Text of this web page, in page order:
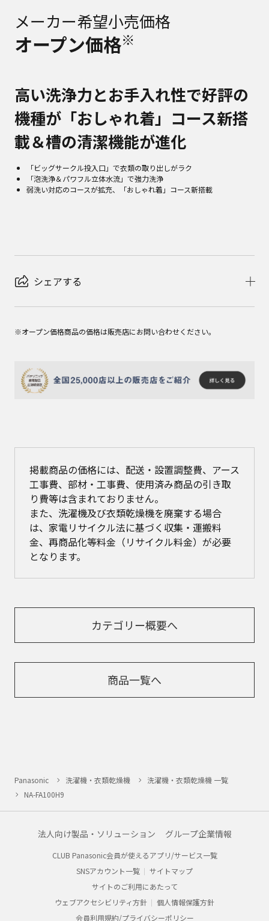
メーカー希望小売価格
オープン価格※
高い洗浄力とお手入れ性で好評の
機種が「おしゃれ着」コース新搭
載＆槽の清潔機能が進化
「ビッグサークル投入口」で衣類の取り出しがラク
「泡洗浄＆パワフル立体水流」で強力洗浄
弱洗い対応のコースが拡充、「おしゃれ着」コース新搭載
シェアする
※オープン価格商品の価格は販売店にお問い合わせください。
掲載商品の価格には、配送・設置調整費、アース
工事費、部材・工事費、使用済み商品の引き取
り費等は含まれておりません。
また、洗濯機及び衣類乾燥機を廃棄する場合
は、家電リサイクル法に基づく収集・運搬料
金、再商品化等料金（リサイクル料金）が必要
となります。
カテゴリー概要へ
商品一覧へ
Panasonic 洗濯機・衣類乾燥機
洗濯機・衣類乾燥機 一覧
NA-FA100H9
法人向け製品・ソリューション グループ企業情報
CLUB Panasonic会員が使えるアプリ/サービス一覧
SNSアカウント一覧
サイトマップ
サイトのご利用にあたって
ウェブアクセシビリティ方針
個人情報保護方針
会員利用規約/プライバシーポリシー